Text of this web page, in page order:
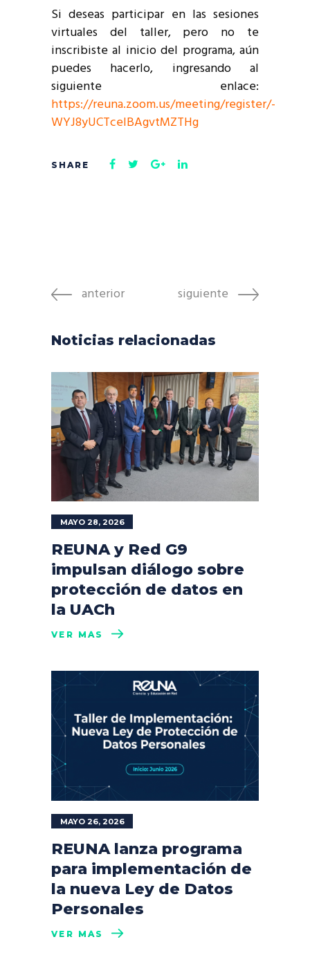
Si deseas participar en las sesiones
virtuales del taller, pero no te
inscribiste al inicio del programa, aún
puedes hacerlo, ingresando al
siguiente enlace:
https://reuna.zoom.us/meeting/register/-
WYJ8yUCTcelBAgvtMZTHg
anterior siguiente
Noticias relacionadas
MAYO 28, 2026
REUNA y Red G9
impulsan diálogo sobre
protección de datos en
la UACh
VER MÁS
MAYO 26, 2026
REUNA lanza programa
para implementación de
la nueva Ley de Datos
Personales
VER MÁS